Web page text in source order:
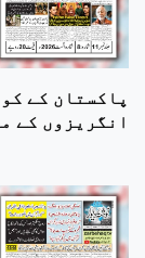
پاکستان کے
انگریزوں کے